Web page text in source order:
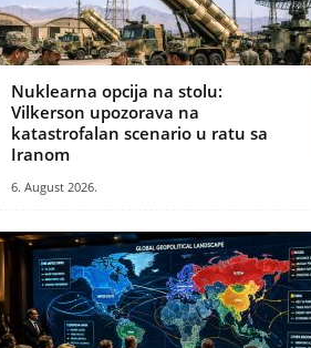
Nuklearna opcija na stolu:
Vilkerson upozorava na
katastrofalan scenario u ratu sa
Iranom
6. August 2026.